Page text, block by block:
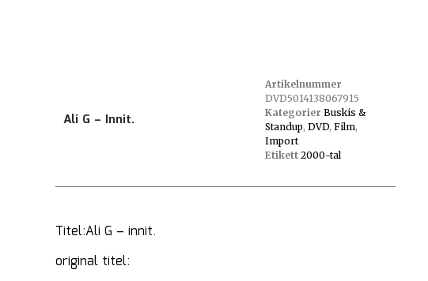
Ali G – Innit.
Artikelnummer
DVD5014138067915
Kategorier Buskis &
Standup, DVD, Film,
Import
Etikett 2000-tal
Titel:Ali G – innit.
original titel: